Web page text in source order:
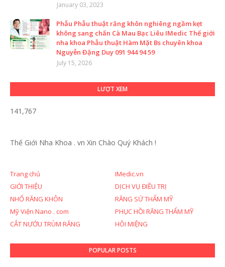
January 03, 2023
Phẫu Phẫu thuật răng khôn nghiêng ngầm kẹt
không sang chấn Cà Mau Bạc Liêu IMedic Thế giới
nha khoa Phẫu thuật Hàm Mặt Bs chuyên khoa
Nguyễn Đặng Duy 091 944 94 59
July 15, 2026
LƯỢT XEM
141,767
Thế Giới Nha Khoa . vn Xin Chào Quý Khách !
Trang chủ
IMedic.vn
GIỚI THIỆU
DỊCH VỤ ĐIỀU TRỊ
NHỔ RĂNG KHÔN
RĂNG SỨ THẨM MỸ
Mỹ Viện Nano . com
PHỤC HỒI RĂNG THẨM MỸ
CẮT NƯỚU TRÙM RĂNG
HÔI MIỆNG
POPULAR POSTS